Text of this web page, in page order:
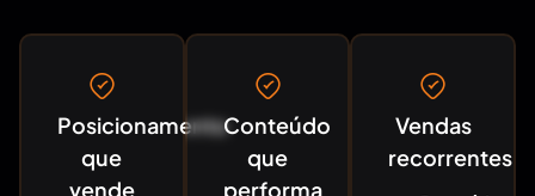
Posicionamento
que
vende
Conteúdo
que
performa
Vendas
recorrentes